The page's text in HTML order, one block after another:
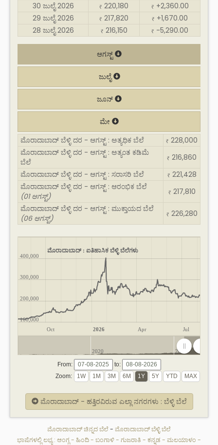
30 ಜುಲೈ 2026
₹ 220,180 ₹ +2,360.00
29 ಜುಲೈ 2026
₹ 217,820 ₹ +1,670.00
28 ಜುಲೈ 2026
₹ 216,150 ₹ -5,290.00
ಆಗಸ್ಟ್
ಜುಲೈ
ಜೂನ್
ಮೇ
ಮೊರಾದಾಬಾದ್ ಬೆಳ್ಳಿ ದರ - ಆಗಸ್ಟ್ : ಅತ್ಯಧಿಕ ಬೆಲೆ
₹ 228,000
ಮೊರಾದಾಬಾದ್ ಬೆಳ್ಳಿ ದರ - ಆಗಸ್ಟ್ : ಅತ್ಯಂತ ಕಡಿಮೆ
ಬೆಲೆ
₹ 216,860
ಮೊರಾದಾಬಾದ್ ಬೆಳ್ಳಿ ದರ - ಆಗಸ್ಟ್ : ಸರಾಸರಿ ಬೆಲೆ
₹ 221,428
ಮೊರಾದಾಬಾದ್ ಬೆಳ್ಳಿ ದರ - ಆಗಸ್ಟ್ : ಆರಂಭಿಕ ಬೆಲೆ
(01 ಆಗಸ್ಟ್)
₹ 217,810
ಮೊರಾದಾಬಾದ್ ಬೆಳ್ಳಿ ದರ - ಆಗಸ್ಟ್ : ಮುಕ್ತಾಯದ ಬೆಲೆ
(06 ಆಗಸ್ಟ್)
₹ 226,280
ಮೊರಾದಾಬಾದ್ : ಐತಿಹಾಸಿಕ ಬೆಳ್ಳಿ ಬೆಲೆಗಳು
Oct 2026 Apr Jul
100,000
200,000
300,000
400,000
2020 2025
From:
to:
Zoom:
ಮೊರಾದಾಬಾದ್ - ಹತ್ತಿರವಿರುವ ಎಲ್ಲಾ ನಗರಗಳು : ಬೆಳ್ಳಿ ಬೆಲೆ
ಮೊರಾದಾಬಾದ್ ಚಿನ್ನದ ಬೆಲೆ- ಮೊರಾದಾಬಾದ್ ಬೆಳ್ಳಿ ಬೆಲೆ
ಭಾಷೆಗಳಲ್ಲಿ ಲಭ್ಯ : ಆಂಗ್ಲ - ಹಿಂದಿ- ಬಂಗಾಳಿ- ಗುಜರಾತಿ - ಕನ್ನಡ - ಮಲಯಾಳಂ -